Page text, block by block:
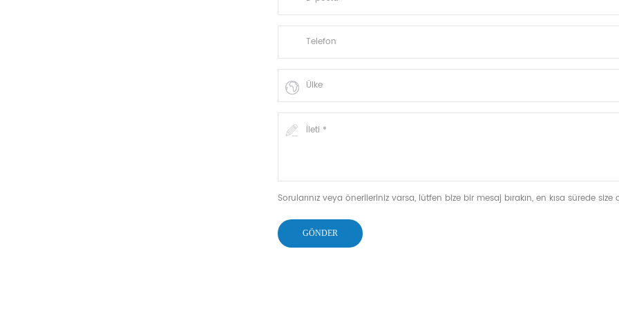
Sorularınız veya önerileriniz varsa, lütfen bize bir mesaj bırakın, en kısa sürede